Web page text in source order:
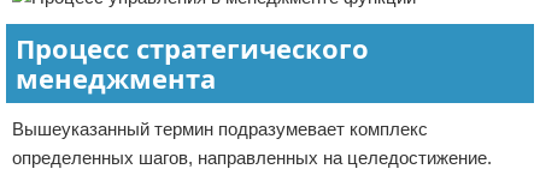
Процесс стратегического
менеджмента
Вышеуказанный термин подразумевает комплекс
определенных шагов, направленных на целедостижение.